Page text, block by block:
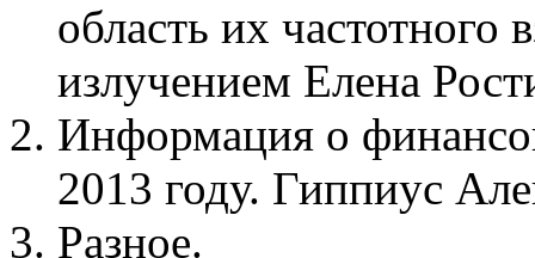
область их частотного
излучением Елена
Информация о
2013 году. Гиппиус
Разное.